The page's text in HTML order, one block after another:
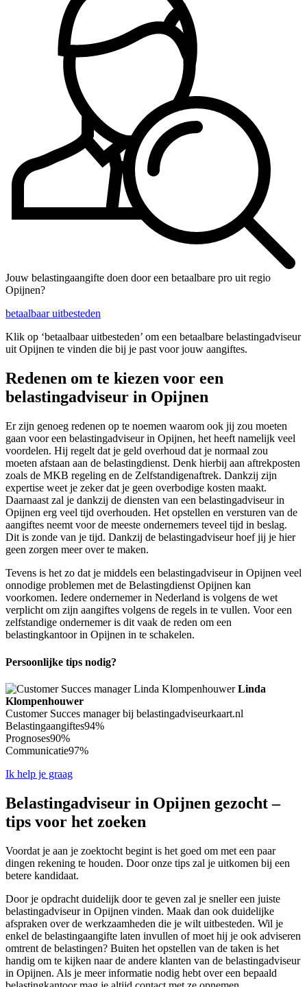
Jouw belastingaangifte doen door een betaalbare pro uit regio
Opijnen?
betaalbaar uitbesteden
Klik op ‘betaalbaar uitbesteden’ om een betaalbare belastingadviseur
uit Opijnen te vinden die bij je past voor jouw aangiftes.
Redenen om te kiezen voor een
belastingadviseur in Opijnen
Er zijn genoeg redenen op te noemen waarom ook jij zou moeten
gaan voor een belastingadviseur in Opijnen, het heeft namelijk veel
voordelen. Hij regelt dat je geld overhoud dat je normaal zou
moeten afstaan aan de belastingdienst. Denk hierbij aan aftrekposten
zoals de MKB regeling en de Zelfstandigenaftrek. Dankzij zijn
expertise weet je zeker dat je geen overbodige kosten maakt.
Daarnaast zal je dankzij de diensten van een belastingadviseur in
Opijnen erg veel tijd overhouden. Het opstellen en versturen van de
aangiftes neemt voor de meeste ondernemers teveel tijd in beslag.
Dit is zonde van je tijd. Dankzij de belastingadviseur hoef jij je hier
geen zorgen meer over te maken.
Tevens is het zo dat je middels een belastingadviseur in Opijnen veel
onnodige problemen met de Belastingdienst Opijnen kan
voorkomen. Iedere ondernemer in Nederland is volgens de wet
verplicht om zijn aangiftes volgens de regels in te vullen. Voor een
zelfstandige ondernemer is dit vaak de reden om een
belastingkantoor in Opijnen in te schakelen.
Persoonlijke tips nodig?
Linda
Klompenhouwer
Customer Succes manager bij belastingadviseurkaart.nl
Belastingaangiftes94%
Prognoses90%
Communicatie97%
Ik help je graag
Belastingadviseur in Opijnen gezocht –
tips voor het zoeken
Voordat je aan je zoektocht begint is het goed om met een paar
dingen rekening te houden. Door onze tips zal je uitkomen bij een
betere kandidaat.
Door je opdracht duidelijk door te geven zal je sneller een juiste
belastingadviseur in Opijnen vinden. Maak dan ook duidelijke
afspraken over de werkzaamheden die je wilt uitbesteden. Wil je
enkel de belastingaangifte laten invullen of moet hij je ook adviseren
omtrent de belastingen? Buiten het opstellen van de taken is het
handig om te kijken naar de andere klanten van de belastingadviseur
in Opijnen. Als je meer informatie nodig hebt over een bepaald